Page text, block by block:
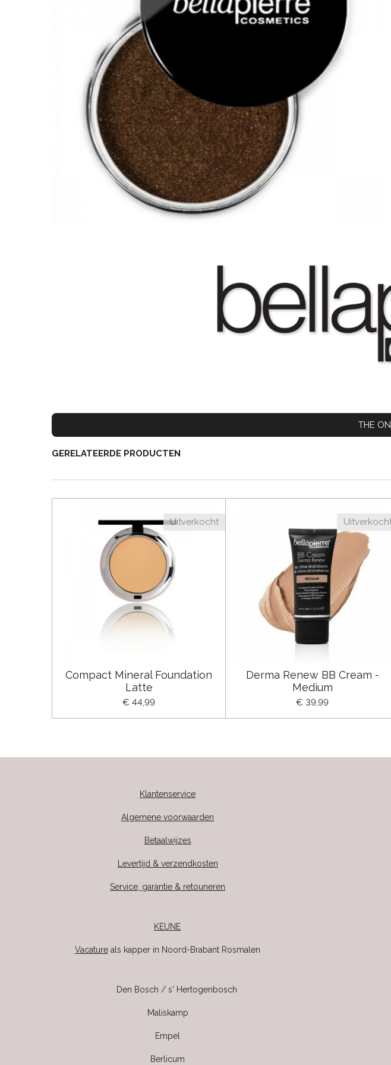
THE
GERELATEERDE PRODUCTEN
Uitverkocht
Compact Mineral Foundation
Latte
€ 44,99
Derma Renew BB Cream -
Medium
€ 39,99
Klantenservice
Algemene voorwaarden
Betaalwijzes
Levertijd & verzendkosten
Service, garantie & retouneren
KEUNE
Vacatureals kapper in Noord-Brabant Rosmalen
Den Bosch / s' Hertogenbosch
Maliskamp
Empel
Berlicum